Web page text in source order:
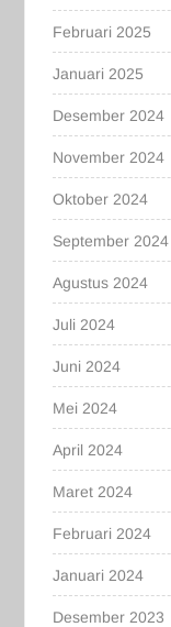
Februari 2025
Januari 2025
Desember 2024
November 2024
Oktober 2024
September 2024
Agustus 2024
Juli 2024
Juni 2024
Mei 2024
April 2024
Maret 2024
Februari 2024
Januari 2024
Desember 2023